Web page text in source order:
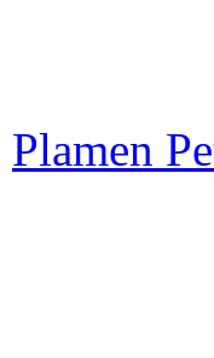
Plamen